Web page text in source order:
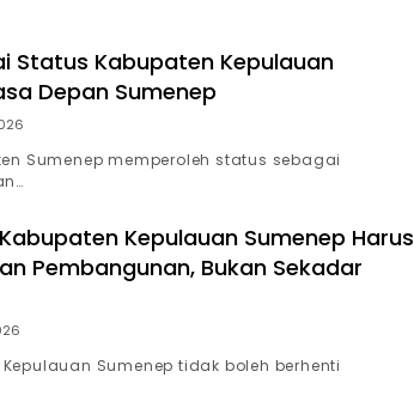
Status Kabupaten Kepulauan
Depan Sumenep
Sumenep memperoleh status sebagai
Kepulauan Sumenep Harus
Pembangunan, Bukan Sekadar
Sumenep tidak boleh berhenti